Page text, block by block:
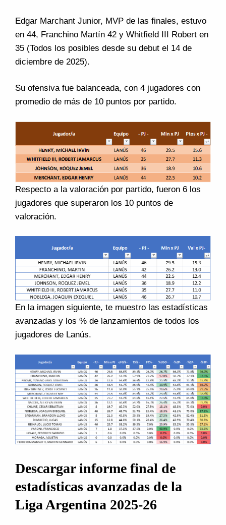
Edgar Marchant Junior, MVP de las finales, estuvo
en 44, Franchino Martín 42 y Whitfield III Robert en
35 (Todos los posibles desde su debut el 14 de
diciembre de 2025).
Su ofensiva fue balanceada, con 4 jugadores con
promedio de más de 10 puntos por partido.
Respecto a la valoración por partido, fueron 6 los
jugadores que superaron los 10 puntos de
valoración.
En la imagen siguiente, te muestro las estadísticas
avanzadas y los % de lanzamientos de todos los
jugadores de Lanús.
Descargar informe final de
estadísticas avanzadas de la
Liga Argentina 2025-26